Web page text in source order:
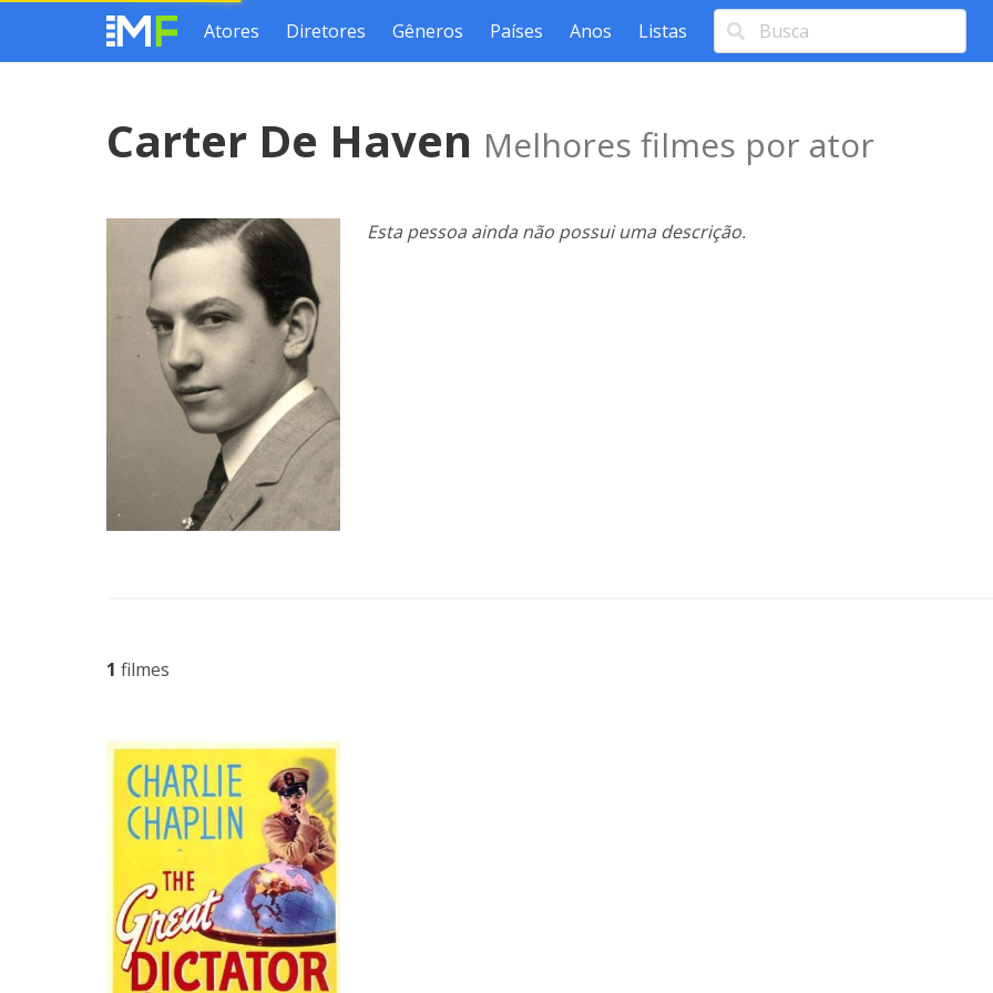
Atores Diretores Gêneros Países Anos Listas
Carter De Haven Melhores filmes por ator
Esta pessoa ainda não possui uma descrição.
1 filmes